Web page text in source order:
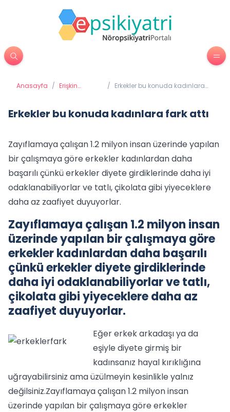
Anasayfa / Erişkin
/ Erkekler bu konuda kadınlara
Erkekler bu konuda kadınlara fark attı
Zayıflamaya çalışan 1.2 milyon insan üzerinde yapılan
bir çalışmaya göre erkekler kadınlardan daha
başarılı çünkü erkekler diyete girdiklerinde daha iyi
odaklanabiliyorlar ve tatlı, çikolata gibi yiyeceklere
daha az zaafiyet duyuyorlar.
Zayıflamaya çalışan 1.2 milyon insan
üzerinde yapılan bir çalışmaya göre
erkekler kadınlardan daha başarılı
çünkü erkekler diyete girdiklerinde
daha iyi odaklanabiliyorlar ve tatlı,
çikolata gibi yiyeceklere daha az
zaafiyet duyuyorlar.
Eğer erkek arkadaşı ya da
eşiyle diyete girmiş bir
kadınsanız hayal kırıklığına
uğrayabilirsiniz ama üzülmeyin kesinlikle yalnız
değilsiniz.Zayıflamaya çalışan 1.2 milyon insan
üzerinde yapılan bir çalışmaya göre erkekler